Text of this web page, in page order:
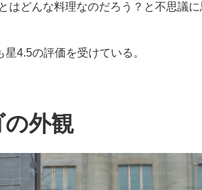
どんな料理なのだろう？と不思議
4.5の評価を受けている。
外観